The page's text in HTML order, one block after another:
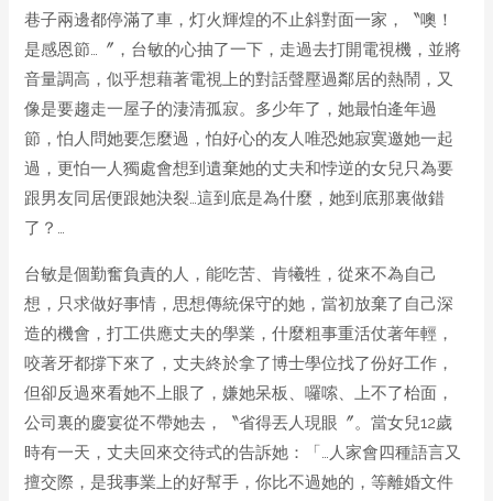
巷子兩邊都停滿了車，灯火輝煌的不止斜對面一家，〝噢！
是感恩節…〞，台敏的心抽了一下，走過去打開電視機，並將
音量調高，似乎想藉著電視上的對話聲壓過鄰居的熱鬧，又
像是要趨走一屋子的淒清孤寂。多少年了，她最怕逄年過
節，怕人問她要怎麼過，怕好心的友人唯恐她寂寞邀她一起
過，更怕一人獨處會想到遺棄她的丈夫和悖逆的女兒只為要
跟男友同居便跟她決裂…這到底是為什麼，她到底那裏做錯
了？…
台敏是個勤奮負責的人，能吃苦、肯犧牲，從來不為自己
想，只求做好事情，思想傳統保守的她，當初放棄了自己深
造的機會，打工供應丈夫的學業，什麼粗事重活仗著年輕，
咬著牙都撐下來了，丈夫終於拿了博士學位找了份好工作，
但卻反過來看她不上眼了，嫌她呆板、囉嗦、上不了枱面，
公司裏的慶宴從不帶她去，〝省得丟人現眼〞。當女兒12歲
時有一天，丈夫回來交待式的告訴她：「…人家會四種語言又
擅交際，是我事業上的好幫手，你比不過她的，等離婚文件